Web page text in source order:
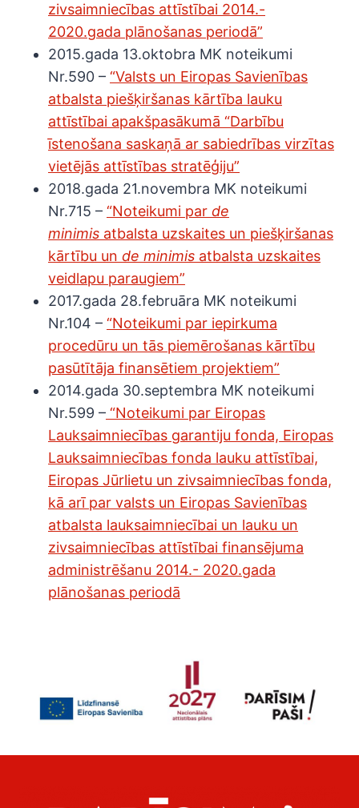
zivsaimniecības attīstībai 2014.-
2020.gada plānošanas periodā”
2015.gada 13.oktobra MK noteikumi
Nr.590 – “Valsts un Eiropas Savienības
atbalsta piešķiršanas kārtība lauku
attīstībai apakšpasākumā “Darbību
īstenošana saskaņā ar sabiedrības virzītas
vietējās attīstības stratēģiju”
2018.gada 21.novembra MK noteikumi
Nr.715 – “Noteikumi par de
minimis atbalsta uzskaites un piešķiršanas
kārtību un de minimis atbalsta uzskaites
veidlapu paraugiem”
2017.gada 28.februāra MK noteikumi
Nr.104 – “Noteikumi par iepirkuma
procedūru un tās piemērošanas kārtību
pasūtītāja finansētiem projektiem”
2014.gada 30.septembra MK noteikumi
Nr.599 – “Noteikumi par Eiropas
Lauksaimniecības garantiju fonda, Eiropas
Lauksaimniecības fonda lauku attīstībai,
Eiropas Jūrlietu un zivsaimniecības fonda,
kā arī par valsts un Eiropas Savienības
atbalsta lauksaimniecībai un lauku un
zivsaimniecības attīstībai finansējuma
administrēšanu 2014.- 2020.gada
plānošanas periodā